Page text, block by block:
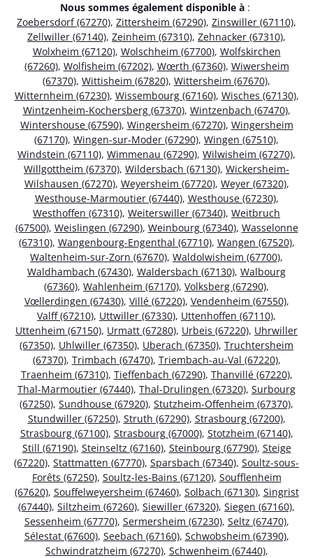
Nous sommes également disponible à :
Zoebersdorf (67270), Zittersheim (67290), Zinswiller (67110),
Zellwiller (67140), Zeinheim (67310), Zehnacker (67310),
Wolxheim (67120), Wolschheim (67700), Wolfskirchen
(67260), Wolfisheim (67202), Wœrth (67360), Wiwersheim
(67370), Wittisheim (67820), Wittersheim (67670),
Witternheim (67230), Wissembourg (67160), Wisches (67130),
Wintzenheim-Kochersberg (67370), Wintzenbach (67470),
Wintershouse (67590), Wingersheim (67270), Wingersheim
(67170), Wingen-sur-Moder (67290), Wingen (67510),
Windstein (67110), Wimmenau (67290), Wilwisheim (67270),
Willgottheim (67370), Wildersbach (67130), Wickersheim-
Wilshausen (67270), Weyersheim (67720), Weyer (67320),
Westhouse-Marmoutier (67440), Westhouse (67230),
Westhoffen (67310), Weiterswiller (67340), Weitbruch
(67500), Weislingen (67290), Weinbourg (67340), Wasselonne
(67310), Wangenbourg-Engenthal (67710), Wangen (67520),
Waltenheim-sur-Zorn (67670), Waldolwisheim (67700),
Waldhambach (67430), Waldersbach (67130), Walbourg
(67360), Wahlenheim (67170), Volksberg (67290),
Vœllerdingen (67430), Villé (67220), Vendenheim (67550),
Valff (67210), Uttwiller (67330), Uttenhoffen (67110),
Uttenheim (67150), Urmatt (67280), Urbeis (67220), Uhrwiller
(67350), Uhlwiller (67350), Uberach (67350), Truchtersheim
(67370), Trimbach (67470), Triembach-au-Val (67220),
Traenheim (67310), Tieffenbach (67290), Thanvillé (67220),
Thal-Marmoutier (67440), Thal-Drulingen (67320), Surbourg
(67250), Sundhouse (67920), Stutzheim-Offenheim (67370),
Stundwiller (67250), Struth (67290), Strasbourg (67200),
Strasbourg (67100), Strasbourg (67000), Stotzheim (67140),
Still (67190), Steinseltz (67160), Steinbourg (67790), Steige
(67220), Stattmatten (67770), Sparsbach (67340), Soultz-sous-
Forêts (67250), Soultz-les-Bains (67120), Soufflenheim
(67620), Souffelweyersheim (67460), Solbach (67130), Singrist
(67440), Siltzheim (67260), Siewiller (67320), Siegen (67160),
Sessenheim (67770), Sermersheim (67230), Seltz (67470),
Sélestat (67600), Seebach (67160), Schwobsheim (67390),
Schwindratzheim (67270), Schwenheim (67440),